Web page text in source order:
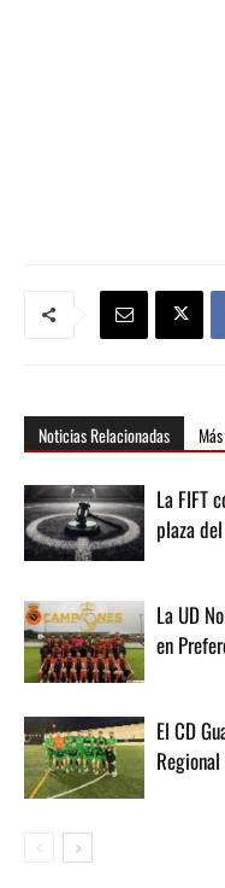
Noticias Relacionadas
La FIFT
plaza
La UD
en
El CD